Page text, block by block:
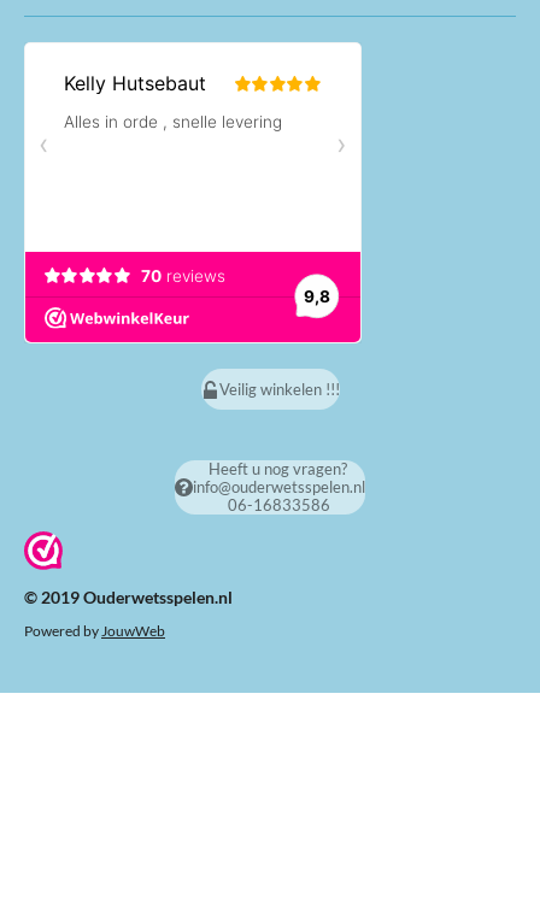
Veilig winkelen !!!
Heeft u nog vragen?
info@ouderwetsspelen.nl
06-16833586
© 2019 Ouderwetsspelen.nl
Powered by JouwWeb